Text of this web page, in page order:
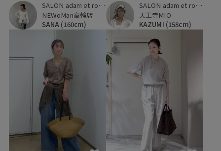
SALON adam et ropé
NEWoMan高輪店
SANA (160cm)
SALON adam et ropé
天王寺MIO
KAZUMI (158cm)